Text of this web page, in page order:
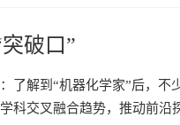
破口”
了解到“机器化学家”后，
科交叉融合趋势，推动前沿